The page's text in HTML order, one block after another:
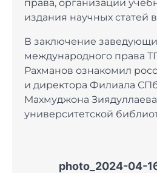
права, организации
издания научных статей
В заключение
международного права
Рахманов ознакомил
и директора Филиала
Махмуджона
университетской
photo_2024-04-